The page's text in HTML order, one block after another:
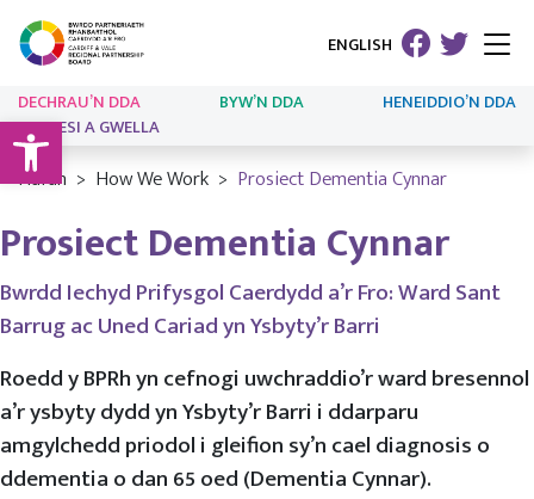
Open toolbar
ENGLISH
DECHRAU’N DDA BYW’N DDA
HENEIDDIO’N DDA
ARLOESI A GWELLA
Hafan How We Work Prosiect Dementia Cynnar
Prosiect Dementia Cynnar
Bwrdd Iechyd Prifysgol Caerdydd a’r Fro: Ward Sant
Barrug ac Uned Cariad yn Ysbyty’r Barri
Roedd y BPRh yn cefnogi uwchraddio’r ward bresennol
a’r ysbyty dydd yn Ysbyty’r Barri i ddarparu
amgylchedd priodol i gleifion sy’n cael diagnosis o
ddementia o dan 65 oed (Dementia Cynnar).